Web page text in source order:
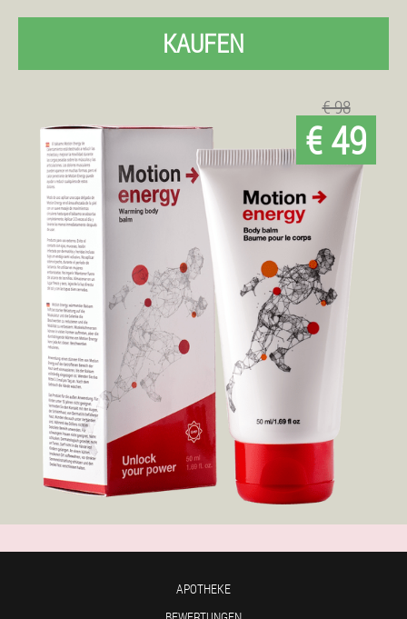
KAUFEN
€ 98
€ 49
APOTHEKE